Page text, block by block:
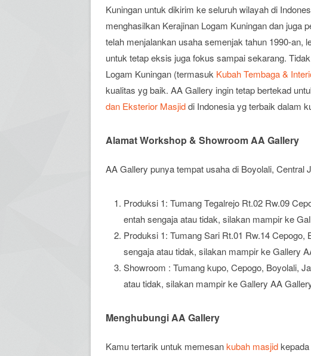
Kuningan untuk dikirim ke seluruh wilayah di
menghasilkan Kerajinan Logam Kuningan dan juga
telah menjalankan usaha semenjak tahun 1990-an,
untuk tetap eksis juga fokus sampai sekarang.
Logam Kuningan (termasuk Kubah Tembaga &
kualitas yg baik. AA Gallery ingin tetap bertekad
dan Eksterior Masjiddi Indonesia yg terbaik dalam
Alamat Workshop & Showroom AA Gallery
AA Gallery punya tempat usaha di Boyolali, Central
Produksi 1: Tumang Tegalrejo Rt.02 Rw.09
entah sengaja atau tidak, silakan mampir ke
Produksi 1: Tumang Sari Rt.01 Rw.14
sengaja atau tidak, silakan mampir ke Gallery
Showroom : Tumang kupo, Cepogo, Boyolali,
atau tidak, silakan mampir ke Gallery AA
Menghubungi AA Gallery
Kamu tertarik untuk memesankubah masjid